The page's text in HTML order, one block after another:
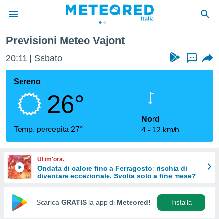
di
per
le
di
Web
Previsioni Meteo Vajont
20:11 Sabato ...
Sereno
26°
Temp. percepita 27°
Nord
4
12 km/h
Ultim'ora.
Ondata di calore fino a Ferragosto: rischia di
diventare eccezionale. Svolta solo a fine mese?
Scarica GRATIS la app di Meteored! Installa